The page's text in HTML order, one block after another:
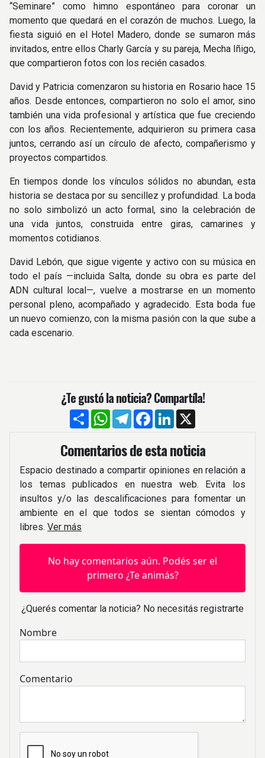
“Seminare” como himno espontáneo para coronar un
momento que quedará en el corazón de muchos. Luego, la
fiesta siguió en el Hotel Madero, donde se sumaron más
invitados, entre ellos Charly García y su pareja, Mecha Iñigo,
que compartieron fotos con los recién casados.
David y Patricia comenzaron su historia en Rosario hace 15
años. Desde entonces, compartieron no solo el amor, sino
también una vida profesional y artística que fue creciendo
con los años. Recientemente, adquirieron su primera casa
juntos, cerrando así un círculo de afecto, compañerismo y
proyectos compartidos.
En tiempos donde los vínculos sólidos no abundan, esta
historia se destaca por su sencillez y profundidad. La boda
no solo simbolizó un acto formal, sino la celebración de
una vida juntos, construida entre giras, camarines y
momentos cotidianos.
David Lebón, que sigue vigente y activo con su música en
todo el país —incluida Salta, donde su obra es parte del
ADN cultural local—, vuelve a mostrarse en un momento
personal pleno, acompañado y agradecido. Esta boda fue
un nuevo comienzo, con la misma pasión con la que sube a
cada escenario.
¿Te gustó la noticia? Compartíla!
CompartirWhatsApp
TelegramFacebook
LinkedIn
Comentarios de esta noticia
Espacio destinado a compartir opiniones en relación a
los temas publicados en nuestra web. Evita los
insultos y/o las descalificaciones para fomentar un
ambiente en el que todos se sientan cómodos y
libres. Ver más
No hay comentarios aún. Podés ser el
primero ¿Te animás?
¿Querés comentar la noticia? No necesitás registrarte
Nombre
Comentario